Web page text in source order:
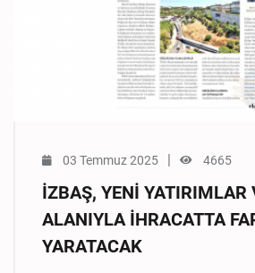
03 Temmuz 2025 | 4665
İZBAŞ, YENİ YATIRIMLAR
ALANIYLA İHRACATTA
YARATACAK